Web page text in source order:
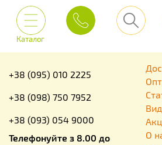
Каталог
+38 (095) 010 2225
+38 (098) 750 7952
+38 (093) 054 9000
Телефонуйте з 8.00 до
О